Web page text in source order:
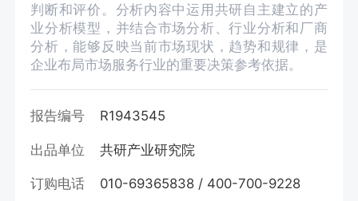
判断和评价。分析内容中运用共研自主建立的产
业分析模型，并结合市场分析、行业分析和厂商
分析，能够反映当前市场现状，趋势和规律，是
企业布局市场服务行业的重要决策参考依据。
报告编号 R1943545
出品单位 共研产业研究院
订购电话 010-69365838 / 400-700-9228